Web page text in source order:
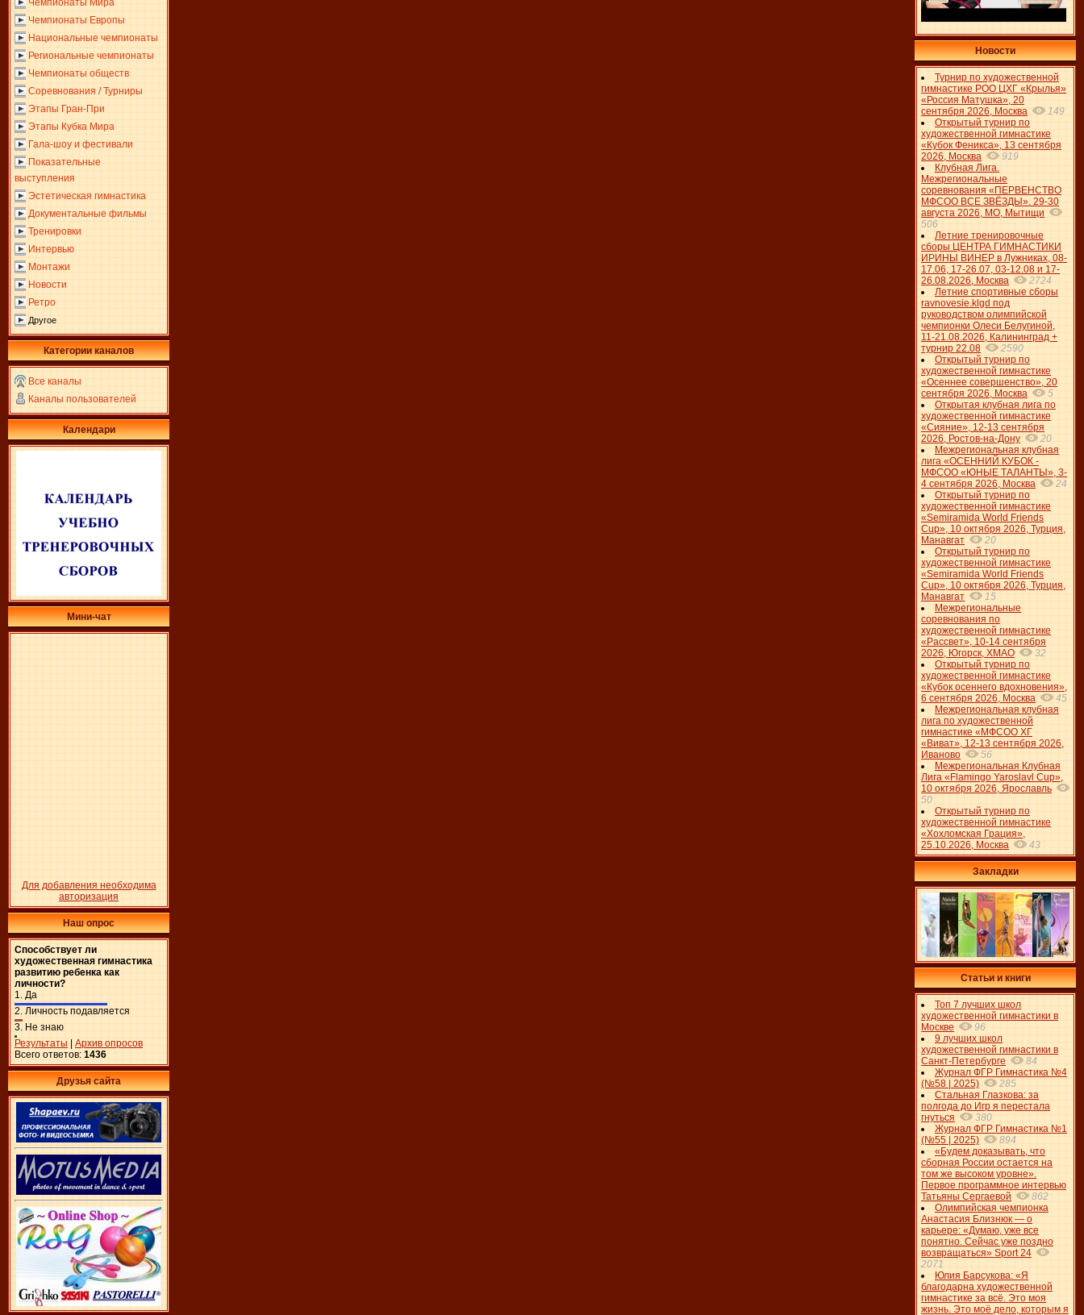
Чемпионаты Мира
Чемпионаты Европы
Национальные чемпионаты
Региональные чемпионаты
Чемпионаты обществ
Соревнования / Турниры
Этапы Гран-При
Этапы Кубка Мира
Гала-шоу и фестивали
Показательные
выступления
Эстетическая гимнастика
Документальные фильмы
Тренировки
Интервью
Монтажи
Новости
Ретро
Другое
Категории каналов
Все каналы
Каналы пользователей
Календари
Мини-чат
Для добавления необходима
авторизация
Наш опрос
Способствует ли
художественная гимнастика
развитию ребенка как
личности?
1. Да
2. Личность подавляется
3. Не знаю
Результаты
Архив опросов
Всего ответов: 1436
Друзья сайта
Новости
Турнир по художественной
гимнастике РОО ЦХГ «Крылья»
«Россия Матушка», 20
сентября 2026, Москва
149
Открытый турнир по
художественной гимнастике
«Кубок Феникса», 13 сентября
2026, Москва
919
Клубная Лига.
Межрегиональные
соревнования «ПЕРВЕНСТВО
МФСОО ВСЕ ЗВЁЗДЫ». 29-30
августа 2026, МО, Мытищи
506
Летние тренировочные
сборы ЦЕНТРА ГИМНАСТИКИ
ИРИНЫ ВИНЕР в Лужниках, 08-
17.06, 17-26.07, 03-12.08 и 17-
26.08.2026, Москва
2724
Летние спортивные сборы
ravnovesie.klgd под
руководством олимпийской
чемпионки Олеси Белугиной,
11-21.08.2026, Калининград +
турнир 22.08
2590
Открытый турнир по
художественной гимнастике
«Осеннее совершенство», 20
сентября 2026, Москва
5
Открытая клубная лига по
художественной гимнастике
«Сияние», 12-13 сентября
2026, Ростов-на-Дону
20
Межрегиональная клубная
лига «ОСЕННИЙ КУБОК -
МФСОО «ЮНЫЕ ТАЛАНТЫ», 3-
4 сентября 2026, Москва
24
Открытый турнир по
художественной гимнастике
«Semiramida World Friends
Cup», 10 октября 2026, Турция,
Манавгат
20
Открытый турнир по
художественной гимнастике
«Semiramida World Friends
Cup», 10 октября 2026, Турция,
Манавгат
15
Межрегиональные
соревнования по
художественной гимнастике
«Рассвет», 10-14 сентября
2026, Югорск, ХМАО
32
Открытый турнир по
художественной гимнастике
«Кубок осеннего вдохновения»,
6 сентября 2026, Москва
45
Межрегиональная клубная
лига по художественной
гимнастике «МФСОО ХГ
«Виват», 12-13 сентября 2026,
Иваново
56
Межрегиональная Клубная
Лига «Flamingo Yaroslavl Cup»,
10 октября 2026, Ярославль
50
Открытый турнир по
художественной гимнастике
«Хохломская Грация»,
25.10.2026, Москва
43
Закладки
Статьи и книги
Топ 7 лучших школ
художественной гимнастики в
Москве
96
9 лучших школ
художественной гимнастики в
Санкт-Петербурге
84
Журнал ФГР Гимнастика №4
(№58 | 2025)
285
Стальная Глазкова: за
полгода до Игр я перестала
гнуться
380
Журнал ФГР Гимнастика №1
(№55 | 2025)
894
«Будем доказывать, что
сборная России остается на
том же высоком уровне».
Первое программное интервью
Татьяны Сергаевой
862
Олимпийская чемпионка
Анастасия Близнюк — о
карьере: «Думаю, уже все
понятно. Сейчас уже поздно
возвращаться» Sport 24
2071
Юлия Барсукова: «Я
благодарна художественной
гимнастике за всё. Это моя
жизнь. Это моё дело, которым я